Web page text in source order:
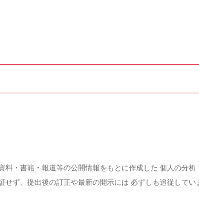
料・書籍・報道等の公開情報をもとに作成した 個人の分
せず、提出後の訂正や最新の開示には 必ずしも追従してい